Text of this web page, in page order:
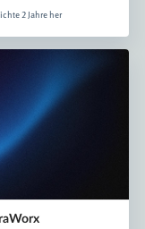
2 Jahre her